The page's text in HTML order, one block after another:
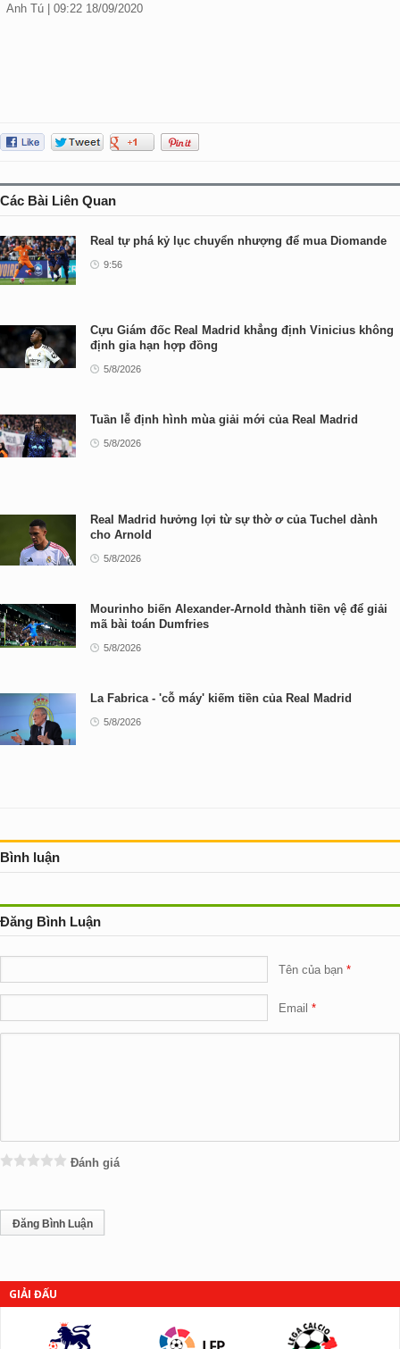
Anh Tú | 09:22 18/09/2020
Các Bài Liên Quan
Real tự phá kỷ lục chuyển nhượng để mua Diomande
9:56
Cựu Giám đốc Real Madrid khẳng định Vinicius không
định gia hạn hợp đồng
5/8/2026
Tuần lễ định hình mùa giải mới của Real Madrid
5/8/2026
Real Madrid hưởng lợi từ sự thờ ơ của Tuchel dành
cho Arnold
5/8/2026
Mourinho biến Alexander-Arnold thành tiền vệ để giải
mã bài toán Dumfries
5/8/2026
La Fabrica - 'cỗ máy' kiếm tiền của Real Madrid
5/8/2026
Bình luận
Đăng Bình Luận
Tên của bạn
Email
Đánh giá
GIẢI ĐẤU